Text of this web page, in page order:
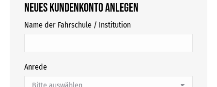
Neues Kundenkonto anlegen
Name der Fahrschule / Institution
Anrede